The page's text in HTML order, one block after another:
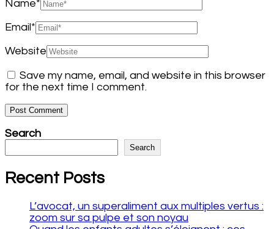
Name*
Email *
Website
Save my name, email, and website in this browser
for the next time I comment.
Search
Search
Recent Posts
L’avocat, un superaliment aux multiples vertus :
zoom sur sa pulpe et son noyau